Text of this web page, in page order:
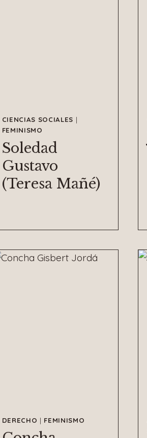
CIENCIAS SOCIALES |
FEMINISMO
Soledad
Gustavo
(Teresa Mañé)
DERECHO | FEMINISMO